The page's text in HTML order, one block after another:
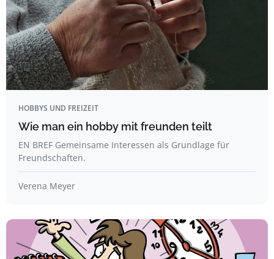
HOBBYS UND FREIZEIT
Wie man ein hobby mit freunden teilt
EN BREF Gemeinsame Interessen als Grundlage für
Freundschaften.
Verena Meyer